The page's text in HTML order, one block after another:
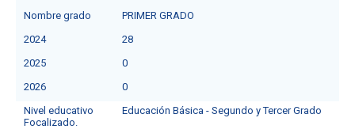
Nombre grado
PRIMER GRADO
2024
28
2025
0
2026
0
Nivel educativo
Educación Básica - Segundo y Tercer Grado
Focalizado.